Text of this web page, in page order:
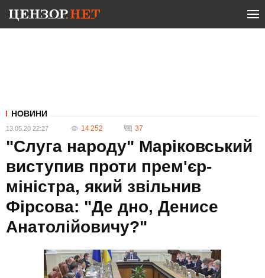
НОВИНИ
13.05.20 22:27 14 252 37
"Слуга народу" Маріковський
виступив проти прем'єр-
міністра, який звільнив
Фірсова: "Де дно, Денисе
Анатолійовичу?"